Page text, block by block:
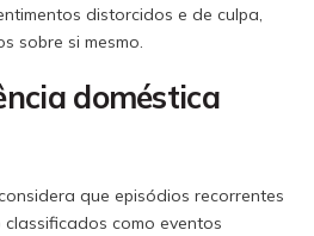
distorcidos e de culpa,
sobre si mesmo.
doméstica
que episódios recorrentes
como eventos